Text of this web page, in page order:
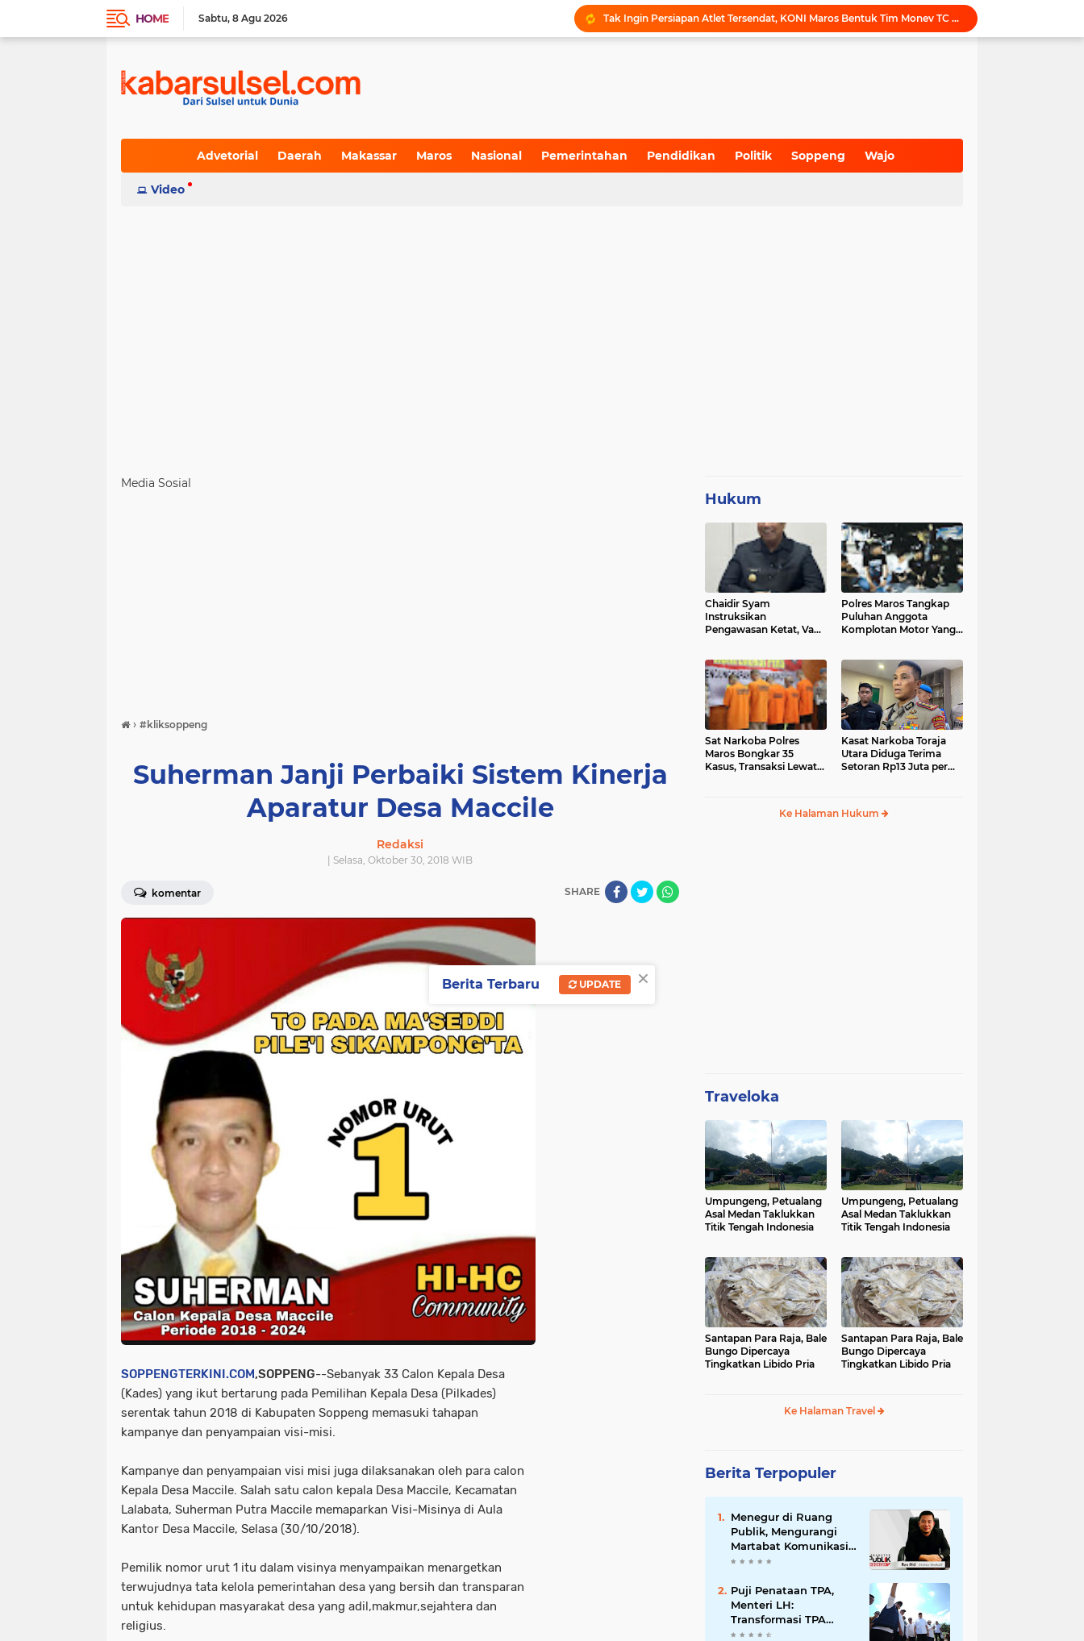
HOME Sabtu 8 Agu 2026
Tak Ingin Persiapan Atlet Tersendat, KONI Maros Bentuk Tim Monev TC Porprov
Maros Rayakan Hari Pramuka Lebih Awal, 48 Pramuka Siap Bertarung di Jamnas 2026
Inovasi SiAKSES Sekwan Makassar, Notifikasi Transaksi Keuangan Masuk di Kantong Dewan Hitungan Detik
Indeks
Advetorial Daerah Makassar Maros Nasional Pemerintahan Pendidikan Politik Soppeng Wajo
Video
Media Sosial
› #kliksoppeng
Suherman Janji Perbaiki Sistem Kinerja
Aparatur Desa Maccile
Redaksi
| Selasa, Oktober 30, 2018 WIB
komentar SHARE
SOPPENGTERKINI.COM,SOPPENG--Sebanyak 33 Calon Kepala Desa
(Kades) yang ikut bertarung pada Pemilihan Kepala Desa (Pilkades)
serentak tahun 2018 di Kabupaten Soppeng memasuki tahapan
kampanye dan penyampaian visi-misi.
Kampanye dan penyampaian visi misi juga dilaksanakan oleh para calon
Kepala Desa Maccile. Salah satu calon kepala Desa Maccile, Kecamatan
Lalabata, Suherman Putra Maccile memaparkan Visi-Misinya di Aula
Kantor Desa Maccile, Selasa (30/10/2018).
Pemilik nomor urut 1 itu dalam visinya menyampaikan menargetkan
terwujudnya tata kelola pemerintahan desa yang bersih dan transparan
untuk kehidupan masyarakat desa yang adil,makmur,sejahtera dan
religius.
Hukum
Chaidir Syam
Instruksikan
Pengawasan Ketat, Vape
Polres Maros Tangkap
Puluhan Anggota
Komplotan Motor Yang
Sat Narkoba Polres
Maros Bongkar 35
Kasus, Transaksi Lewat
Kasat Narkoba Toraja
Utara Diduga Terima
Setoran Rp13 Juta per
Ke Halaman Hukum
Traveloka
Umpungeng, Petualang
Asal Medan Taklukkan
Titik Tengah Indonesia
Umpungeng, Petualang
Asal Medan Taklukkan
Titik Tengah Indonesia
Santapan Para Raja, Bale
Bungo Dipercaya
Tingkatkan Libido Pria
Santapan Para Raja, Bale
Bungo Dipercaya
Tingkatkan Libido Pria
Ke Halaman Travel
Berita Terpopuler
Menegur di Ruang
Publik, Mengurangi
Martabat Komunikasi
Pemerintahan
Puji Penataan TPA,
Menteri LH:
Transformasi TPA
Tamangapa Makassar
×
Berita Terbaru UPDATE